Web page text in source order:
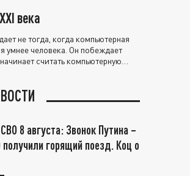
века
не тогда, когда компьютерная
умнее человека. Он побеждает
считать компьютерную
8 августа: Звонок Путина –
горящий поезд. Коц о